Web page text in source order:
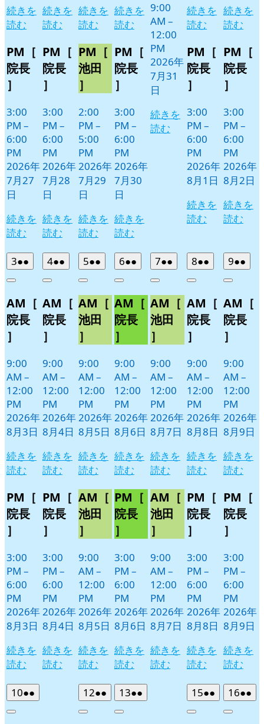
続きを
読む
PM［
院長
］
3:00
PM –
6:00
PM
2026年
7月27
日
続きを
読む
続きを
読む
PM［
院長
］
3:00
PM –
6:00
PM
2026年
7月28
日
続きを
読む
続きを
読む
PM［
池田
］
2:00
PM –
5:00
PM
2026年
7月29
日
続きを
読む
続きを
読む
PM［
院長
］
3:00
PM –
6:00
PM
2026年
7月30
日
続きを
読む
9:00
AM –
12:00
PM
2026年
7月31
日
続きを
読む
続きを
読む
PM［
院長
］
3:00
PM –
6:00
PM
2026年
8月1日
続きを
読む
続きを
読む
PM［
院長
］
3:00
PM –
6:00
PM
2026年
8月2日
続きを
読む
32026
年
月
3
日
●●
件
イ
ベ
Close
AM［
院長
］
9:00
AM –
12:00
PM
2026年
8月3日
続きを
読む
PM［
院長
］
3:00
PM –
6:00
PM
2026年
8月3日
続きを
読む
42026
年
月
4
日
●●
件
イ
ベ
Close
AM［
院長
］
9:00
AM –
12:00
PM
2026年
8月4日
続きを
読む
PM［
院長
］
3:00
PM –
6:00
PM
2026年
8月4日
続きを
読む
52026
年
月
5
日
●●
件
イ
ベ
ト)
Close
AM［
池田
］
9:00
AM –
12:00
PM
2026年
8月5日
続きを
読む
AM［
池田
］
9:00
AM –
12:00
PM
2026年
8月5日
続きを
読む
62026
年
月
6
日
●●
件
イ
ベ
ト)
Close
AM［
院長
］
9:00
AM –
12:00
PM
2026年
8月6日
続きを
読む
PM［
院長
］
3:00
PM –
6:00
PM
2026年
8月6日
続きを
読む
72026
年
月
7
日
●●
件
イ
ベ
ト)
Close
AM［
池田
］
9:00
AM –
12:00
PM
2026年
8月7日
続きを
読む
AM［
池田
］
9:00
AM –
12:00
PM
2026年
8月7日
続きを
読む
82026
年
月
8
日
●●
件
イ
ベ
Close
AM［
院長
］
9:00
AM –
12:00
PM
2026年
8月8日
続きを
読む
PM［
院長
］
3:00
PM –
6:00
PM
2026年
8月8日
続きを
読む
92026
年
月
9
日
●●
件
イ
ベ
Close
AM［
院長
］
9:00
AM –
12:00
PM
2026年
8月9日
続きを
読む
PM［
院長
］
3:00
PM –
6:00
PM
2026年
8月9日
続きを
読む
102026
年
●●
件
Close
122026
年
●●
件
Close
132026
年
●●
件
Close
152026
年
●●
件
Close
162026
年
●●
件
Close